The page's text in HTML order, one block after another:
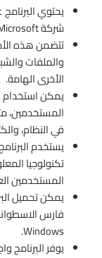
شركة Microsoft.
تتضمن هذه
والملفات
الأخرى الهامة.
يمكن استخدام
المستخدمين،
في النظام،
يستخدم
تكنولوجيا
المستخدمين
فارس
Windows.
يوفر